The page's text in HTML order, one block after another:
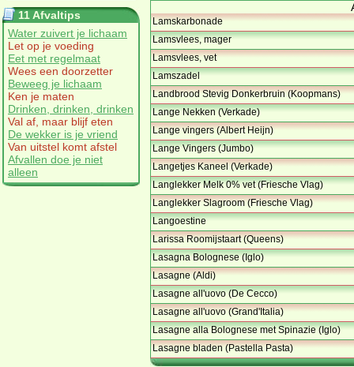
11 Afvaltips
Water zuivert je lichaam
Let op je voeding
Eet met regelmaat
Wees een doorzetter
Beweeg je lichaam
Ken je maten
Drinken, drinken, drinken
Val af, maar blijf eten
De wekker is je vriend
Van uitstel komt afstel
Afvallen doe je niet
alleen
Lamskarbonade
Lamsvlees, mager
Lamsvlees, vet
Lamszadel
Landbrood Stevig Donkerbruin (Koopmans)
Lange Nekken (Verkade)
Lange vingers (Albert Heijn)
Lange Vingers (Jumbo)
Langetjes Kaneel (Verkade)
Langlekker Melk 0% vet (Friesche Vlag)
Langlekker Slagroom (Friesche Vlag)
Langoestine
Larissa Roomijstaart (Queens)
Lasagna Bolognese (Iglo)
Lasagne (Aldi)
Lasagne all'uovo (De Cecco)
Lasagne all'uovo (Grand'Italia)
Lasagne alla Bolognese met Spinazie (Iglo)
Lasagne bladen (Pastella Pasta)